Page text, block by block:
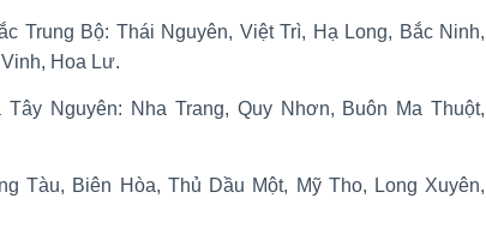
Trung Bộ: Thái Nguyên, Việt Trì, Hạ Long, Bắc Ninh,
Hoa Lư.
Nguyên: Nha Trang, Quy Nhơn, Buôn Ma Thuột,
Tàu, Biên Hòa, Thủ Dầu Một, Mỹ Tho, Long Xuyên,